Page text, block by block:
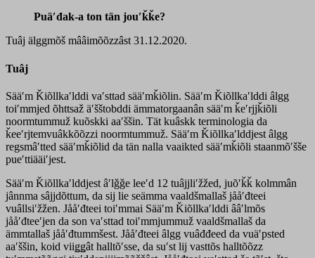
Puäʹđak-a ton tän jouʹǩǩe?
Tuâj älggmõš mââimõõzzâst 31.12.2020.
Tuâj
Sääʹm Ǩiõllkaʹlddi vaʹsttad sääʹmǩiõlin. Sääʹm Ǩiõllkaʹlddi âlgg
toiʹmmjed õhttsaž äʹšštobddi ämmatorgaanân sääʹm ǩeʹrjjǩiõli
noormtummuž kuõskki aaʹššin. Tät kuâskk terminologia da
ǩeeʹrjtemvuâkkõõzzi noormtummuž. Sääʹm Ǩiõllkaʹlddjest âlgg
regsmâʹtted sääʹmǩiõlid da tän nalla vaaikted sääʹmǩiõli staanmõʹšše
pueʹttiääiʹjest.
Sääʹm Ǩiõllkaʹlddjest âʹlǧǧe leeʹd 12 tuâjjliʹžžed, juõʹǩǩ kolmmân
jânnma sâjjdõttum, da sij lie seämma vaaldšmallaš jååʹđteei
vuâllsiʹžžen. Jååʹđteei toiʹmmai Sääʹm Ǩiõllkaʹlddi ââʹlmõs
jååʹđteeʹjen da son vaʹsttad toiʹmmjummuž vaaldšmallaš da
ämmtallaš jååʹđtummšest. Jååʹđteei âlgg vuâđđeed da vuäʹpsted
aaʹššin, koid viiǥǥât halltõʹsse, da suʹst lij vasttõs halltõõzz